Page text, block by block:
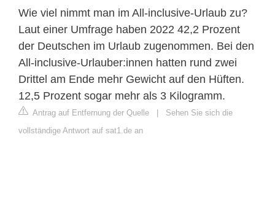
Wie viel nimmt man im All-inclusive-Urlaub zu?
Laut einer Umfrage haben 2022 42,2 Prozent
der Deutschen im Urlaub zugenommen. Bei den
All-inclusive-Urlauber:innen hatten rund zwei
Drittel am Ende mehr Gewicht auf den Hüften.
12,5 Prozent sogar mehr als 3 Kilogramm.
Antrag auf Entfernung der Quelle | Sehen Sie sich die
vollständige Antwort auf sat1.de an